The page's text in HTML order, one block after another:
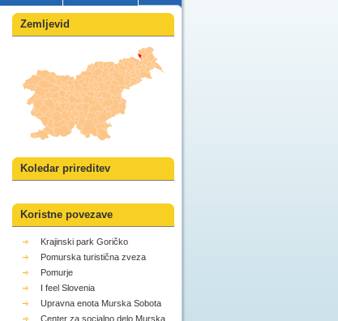
Zemljevid
Koledar prireditev
Koristne povezave
Krajinski park Goričko
Pomurska turistična zveza
Pomurje
I feel Slovenia
Upravna enota Murska Sobota
Center za socialno delo Murska